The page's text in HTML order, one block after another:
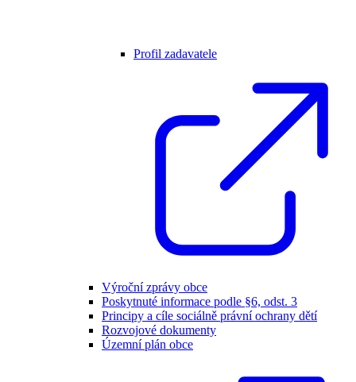
Profil zadavatele
Výroční zprávy obce
Poskytnuté informace podle §6, odst. 3
Principy a cíle sociálně právní ochrany dětí
Rozvojové dokumenty
Územní plán obce